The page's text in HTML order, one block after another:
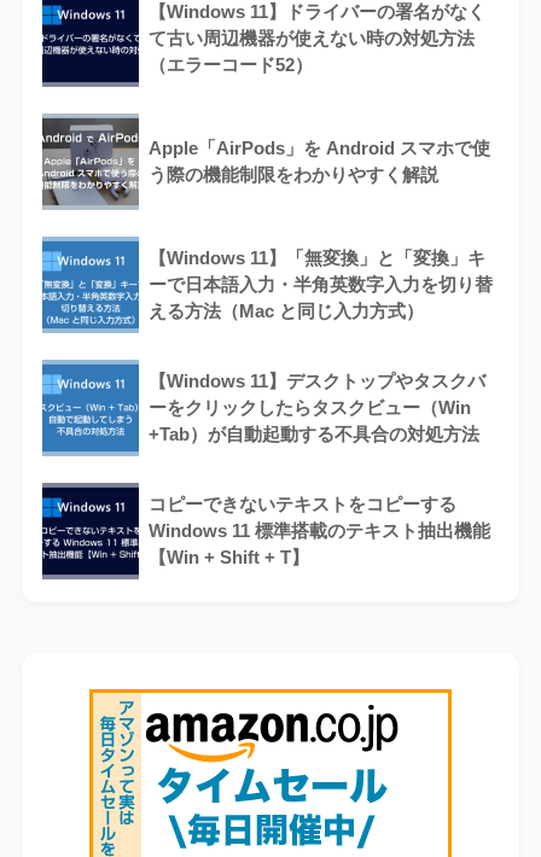
【Windows 11】ドライバーの署名がなく
て古い周辺機器が使えない時の対処方法
（エラーコード52）
Apple「AirPods」を Android スマホで使
う際の機能制限をわかりやすく解説
【Windows 11】「無変換」と「変換」キ
ーで日本語入力・半角英数字入力を切り替
える方法（Mac と同じ入力方式）
【Windows 11】デスクトップやタスクバ
ーをクリックしたらタスクビュー（Win
+Tab）が自動起動する不具合の対処方法
コピーできないテキストをコピーする
Windows 11 標準搭載のテキスト抽出機能
【Win + Shift + T】